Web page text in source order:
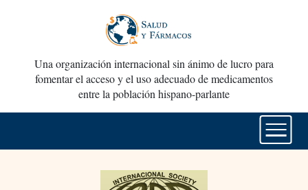
Una organización internacional sin ánimo de lucro para
fomentar el acceso y el uso adecuado de medicamentos
entre la población hispano-parlante